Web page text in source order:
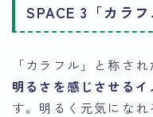
SPACE 3「カラフ
「カラフル」と称され
明るさを感じさせる
す。明るく元気にな